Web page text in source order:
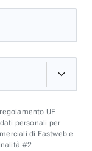
UE
personali per
di Fastweb e
#2